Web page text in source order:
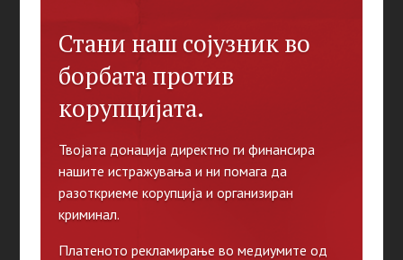
Стани наш сојузник во
борбата против
корупцијата.
Твојата донација директно ги финансира
нашите истражувања и ни помага да
разоткриеме корупција и организиран
криминал.
Платеното рекламирање во медиумите од